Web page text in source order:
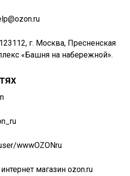
123112, г. Москва, Пресненская
«Башня на набережной».
wwwOZONru
магазин ozon.ru